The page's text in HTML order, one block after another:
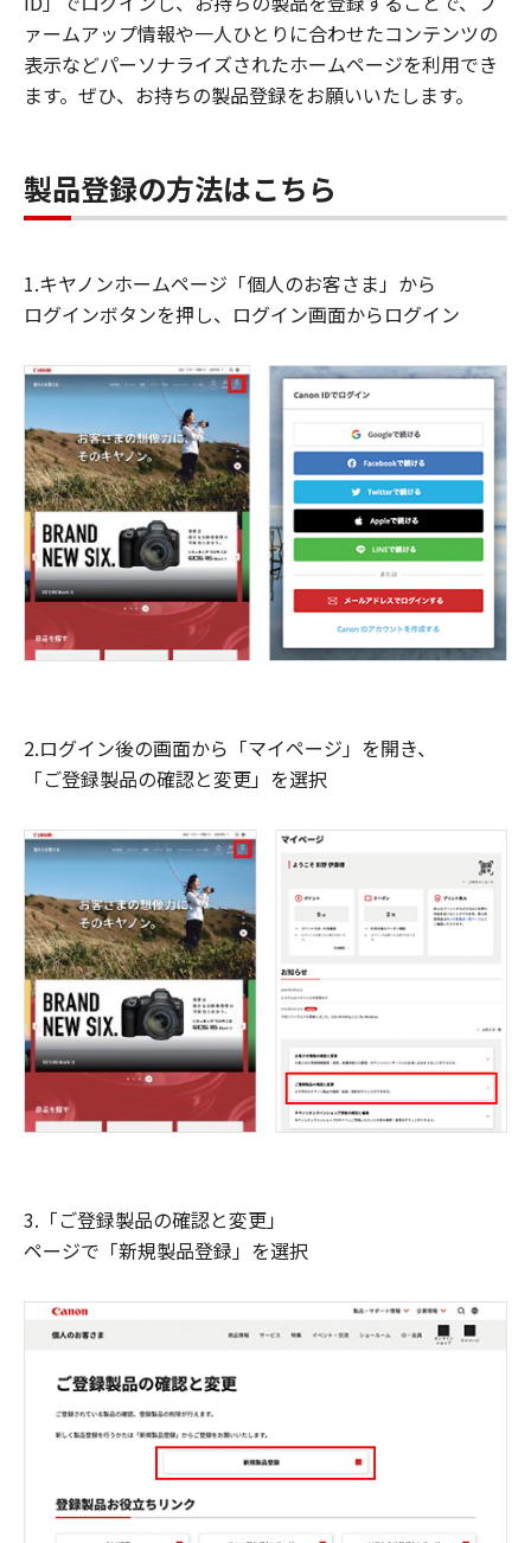
ァームアップ情報や一人ひとりに合わせたコンテンツの
表示などパーソナライズされたホームページを利用でき
ます。ぜひ、お持ちの製品登録をお願いいたします。
製品登録の方法はこちら
1.キヤノンホームページ「個人のお客さま」から
ログインボタンを押し、ログイン画面からログイン
2.ログイン後の画面から「マイページ」を開き、
「ご登録製品の確認と変更」を選択
3.「ご登録製品の確認と変更」
ページで「新規製品登録」を選択